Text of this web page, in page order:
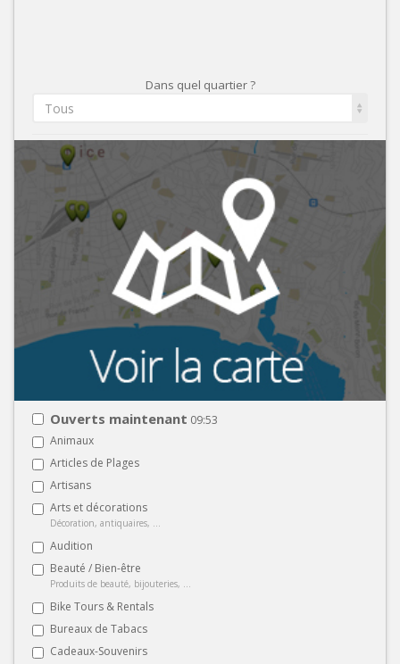
Dans quel quartier ?
Tous
Ouverts maintenant 09:53
Animaux
Articles de Plages
Artisans
Arts et décorations
Décoration, antiquaires, ...
Audition
Beauté / Bien-être
Produits de beauté, bijouteries, ...
Bike Tours & Rentals
Bureaux de Tabacs
Cadeaux-Souvenirs